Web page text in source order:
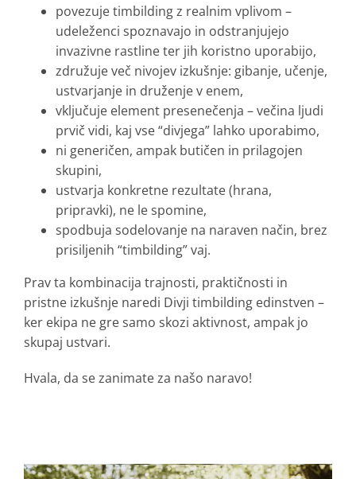
povezuje timbilding z realnim vplivom –
udeleženci spoznavajo in odstranjujejo
invazivne rastline ter jih koristno uporabijo,
združuje več nivojev izkušnje: gibanje, učenje,
ustvarjanje in druženje v enem,
vključuje element presenečenja – večina ljudi
prvič vidi, kaj vse “divjega” lahko uporabimo,
ni generičen, ampak butičen in prilagojen
skupini,
ustvarja konkretne rezultate (hrana,
pripravki), ne le spomine,
spodbuja sodelovanje na naraven način, brez
prisiljenih “timbilding” vaj.
Prav ta kombinacija trajnosti, praktičnosti in
pristne izkušnje naredi Divji timbilding edinstven –
ker ekipa ne gre samo skozi aktivnost, ampak jo
skupaj ustvari.
Hvala, da se zanimate za našo naravo!